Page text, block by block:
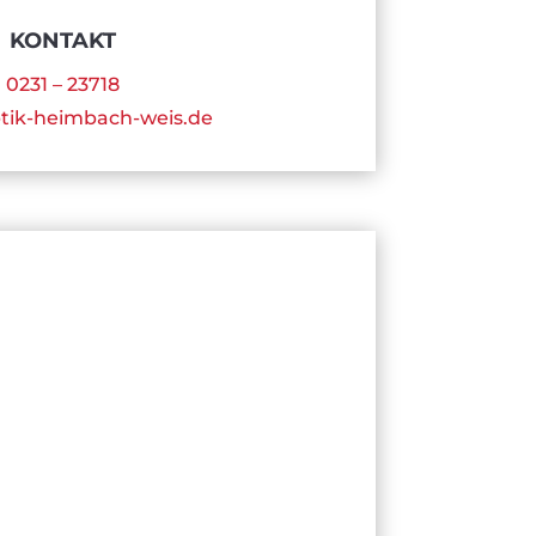
KONTAKT
0231 – 23718
heimbach-weis.de